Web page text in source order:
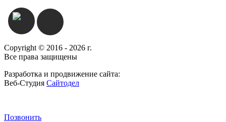
Copyright © 2016 - 2026 г.
Все права защищены
Разработка и продвижение сайта:
Веб-Студия Сайтодел
Позвонить